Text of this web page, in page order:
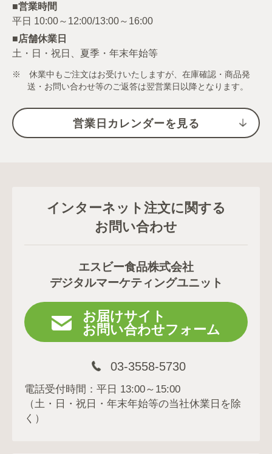
■営業時間
■店舗休業日
土・日・祝日、夏季・年末年始等
※ 休業中もご注文はお受けいたしますが、在庫確認・商品発
送・お問い合わせ等のご返答は翌営業日以降となります。
営業日カレンダーを見る
インターネット注文に関する
お問い合わせ
エスビー食品株式会社
デジタルマーケティングユニット
お届けサイト
お問い合わせフォーム
03-3558-5730
電話受付時間：平日 13:00～15:00
（土・日・祝日・年末年始等の当社休業日を除
く）